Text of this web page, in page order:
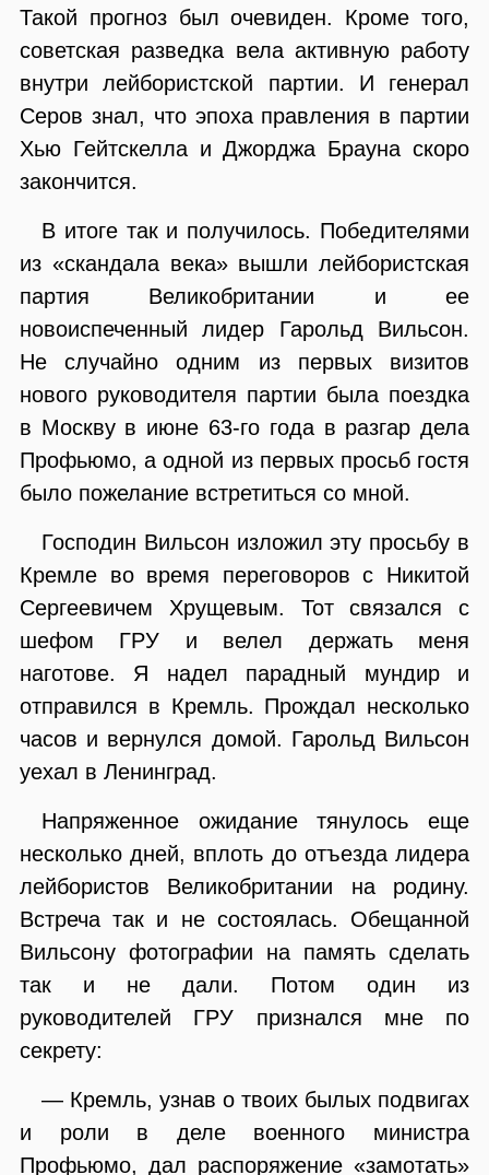
Такой прогноз был очевиден. Кроме того,
советская разведка вела активную работу
внутри лейбористской партии. И генерал
Серов знал, что эпоха правления в партии
Хью Гейтскелла и Джорджа Брауна скоро
закончится.
В итоге так и получилось. Победителями
из «скандала века» вышли лейбористская
партия Великобритании и ее
новоиспеченный лидер Гарольд Вильсон.
Не случайно одним из первых визитов
нового руководителя партии была поездка
в Москву в июне 63-го года в разгар дела
Профьюмо, а одной из первых просьб гостя
было пожелание встретиться со мной.
Господин Вильсон изложил эту просьбу в
Кремле во время переговоров с Никитой
Сергеевичем Хрущевым. Тот связался с
шефом ГРУ и велел держать меня
наготове. Я надел парадный мундир и
отправился в Кремль. Прождал несколько
часов и вернулся домой. Гарольд Вильсон
уехал в Ленинград.
Напряженное ожидание тянулось еще
несколько дней, вплоть до отъезда лидера
лейбористов Великобритании на родину.
Встреча так и не состоялась. Обещанной
Вильсону фотографии на память сделать
так и не дали. Потом один из
руководителей ГРУ признался мне по
секрету:
— Кремль, узнав о твоих былых подвигах
и роли в деле военного министра
Профьюмо, дал распоряжение «замотать»